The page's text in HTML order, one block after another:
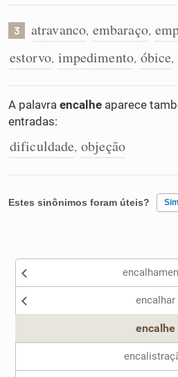
Conexões
Caça-palavras
Dicionário
3 atravanco, embaraço,
estorvo, impedimento, óbice,
A palavra encalhe aparece
entradas:
dificuldade, objeção
Estes sinônimos foram úteis? Sim
Nenhum dos sinônimos
encalhar
encalhe